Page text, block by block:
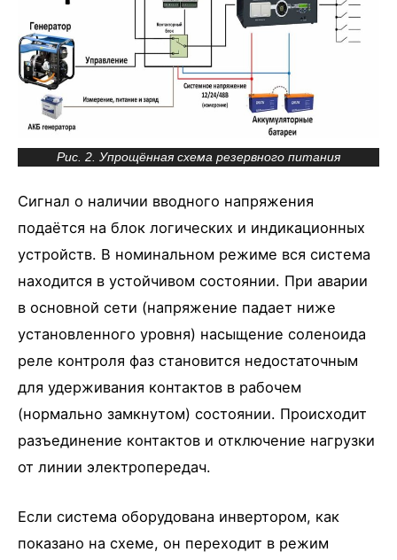
Рис. 2. Упрощённая схема резервного питания
Сигнал о наличии вводного напряжения
подаётся на блок логических и индикационных
устройств. В номинальном режиме вся система
находится в устойчивом состоянии. При аварии
в основной сети (напряжение падает ниже
установленного уровня) насыщение соленоида
реле контроля фаз становится недостаточным
для удерживания контактов в рабочем
(нормально замкнутом) состоянии. Происходит
разъединение контактов и отключение нагрузки
от линии электропередач.
Если система оборудована инвертором, как
показано на схеме, он переходит в режим